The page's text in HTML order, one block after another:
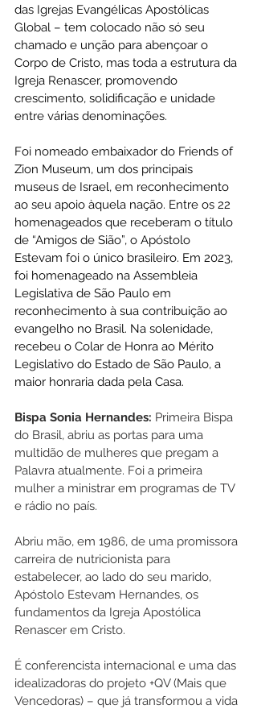
das Igrejas Evangélicas Apostólicas
Global – tem colocado não só seu
chamado e unção para abençoar o
Corpo de Cristo, mas toda a estrutura da
Igreja Renascer, promovendo
crescimento, solidificação e unidade
entre várias denominações.
Foi nomeado embaixador do Friends of
Zion Museum, um dos principais
museus de Israel, em reconhecimento
ao seu apoio àquela nação. Entre os 22
homenageados que receberam o título
de “Amigos de Sião”, o Apóstolo
Estevam foi o único brasileiro. Em 2023,
foi homenageado na Assembleia
Legislativa de São Paulo em
reconhecimento à sua contribuição ao
evangelho no Brasil. Na solenidade,
recebeu o Colar de Honra ao Mérito
Legislativo do Estado de São Paulo, a
maior honraria dada pela Casa.
Bispa Sonia Hernandes: Primeira Bispa
do Brasil, abriu as portas para uma
multidão de mulheres que pregam a
Palavra atualmente. Foi a primeira
mulher a ministrar em programas de TV
e rádio no país.
Abriu mão, em 1986, de uma promissora
carreira de nutricionista para
estabelecer, ao lado do seu marido,
Apóstolo Estevam Hernandes, os
fundamentos da Igreja Apostólica
Renascer em Cristo.
É conferencista internacional e uma das
idealizadoras do projeto +QV (Mais que
Vencedoras) – que já transformou a vida